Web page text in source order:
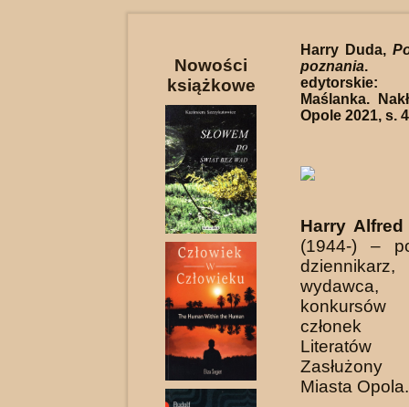
Nowości
książkowe
Harry Duda,
poznania.
Maślanka.
Opole 2021, s.
Harry
(1944-) –
dziennikarz,
konkursów
członek
Literatów
Miasta Opola.